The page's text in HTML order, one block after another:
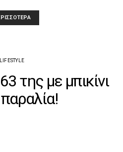
LIFESTYLE
της με μπικίνι